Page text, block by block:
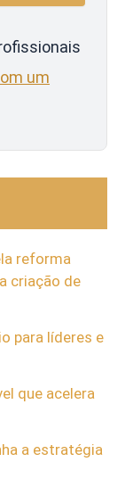
um
reforma
criação de
para líderes e
que acelera
a estratégia